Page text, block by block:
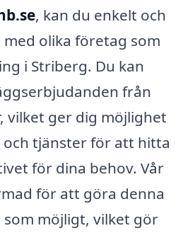
, kan du enkelt och
olika företag som
i Striberg. Du kan
från
vilket ger dig möjlighet
tjänster för att hitta
för dina behov. Vår
för att göra denna
som möjligt, vilket gör